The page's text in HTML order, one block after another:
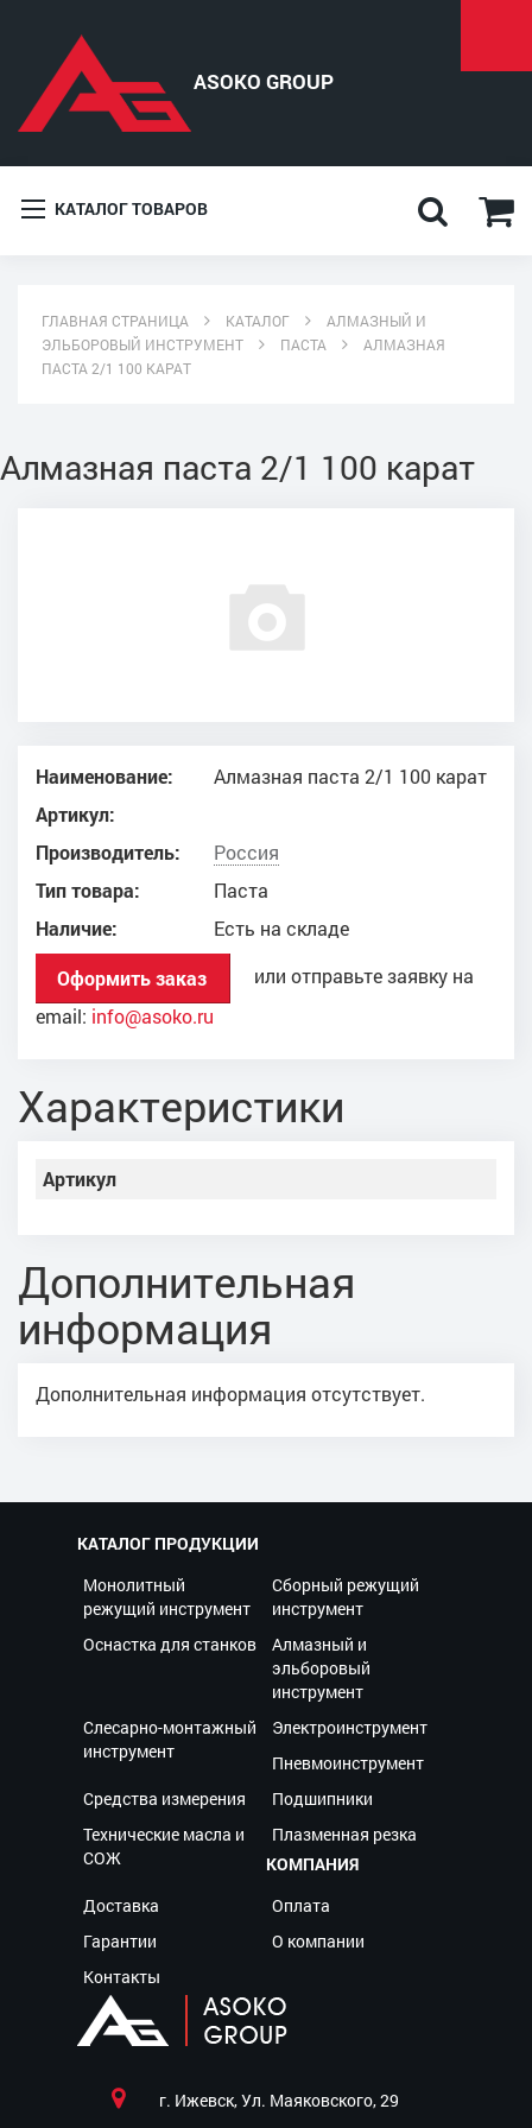
КАТАЛОГ ТОВАРОВ
ГЛАВНАЯ СТРАНИЦА КАТАЛОГ
АЛМАЗНЫЙ И
ЭЛЬБОРОВЫЙ ИНСТРУМЕНТ
ПАСТА
АЛМАЗНАЯ
ПАСТА 2/1 100 КАРАТ
Алмазная паста 2/1 100 карат
Наименование:
Алмазная паста 2/1 100 карат
Артикул:
Производитель:
Россия
Тип товара:
Паста
Наличие:
Есть на складе
Оформить заказ
или отправьте заявку на
email: info@asoko.ru
Характеристики
Артикул
Дополнительная
информация
Дополнительная информация отсутствует.
КАТАЛОГ ПРОДУКЦИИ
Монолитный
режущий инструмент
Сборный режущий
инструмент
Оснастка для станков
Алмазный и
эльборовый
инструмент
Слесарно-монтажный
инструмент
Электроинструмент
Пневмоинструмент
Средства измерения
Подшипники
Технические масла и
СОЖ
Плазменная резка
КОМПАНИЯ
Доставка
Оплата
Гарантии
О компании
Контакты
г. Ижевск, Ул. Маяковского, 29